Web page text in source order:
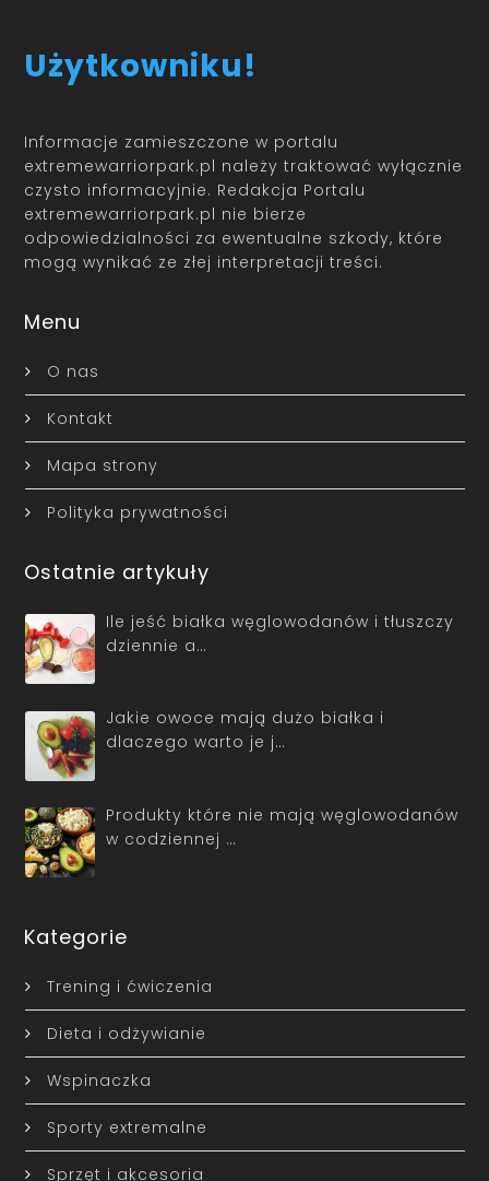
Użytkowniku!
Informacje zamieszczone w portalu
extremewarriorpark.pl należy traktować wyłącznie
czysto informacyjnie. Redakcja Portalu
extremewarriorpark.pl nie bierze
odpowiedzialności za ewentualne szkody, które
mogą wynikać ze złej interpretacji treści.
Menu
O nas
Kontakt
Mapa strony
Polityka prywatności
Ostatnie artykuły
Ile jeść białka węglowodanów i tłuszczy
dziennie a…
Jakie owoce mają dużo białka i
dlaczego warto je j…
Produkty które nie mają węglowodanów
w codziennej …
Kategorie
Trening i ćwiczenia
Dieta i odżywianie
Wspinaczka
Sporty extremalne
Sprzęt i akcesoria